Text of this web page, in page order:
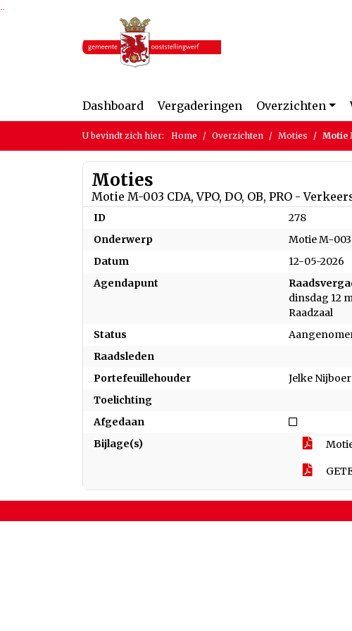
Ga naar de inhoud van deze pagina
Dashboard Vergaderingen Overzichten
U bevindt zich hier: Home Overzichten Moties Motie
Moties
Motie M-003 CDA, VPO, DO, OB, PRO -
ID
278
Onderwerp
Motie M-003
Datum
12-05-2026
Agendapunt
dinsdag 12
Raadzaal
Status
Raadsleden
Portefeuillehouder
Jelke Nijboer
Toelichting
Afgedaan
Niet
Bijlage(s)